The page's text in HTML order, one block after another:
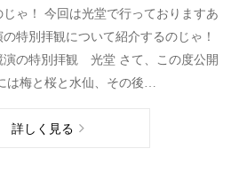
ゃ！ 今回は光堂で行っておりますあ
特別拝観について紹介するのじゃ！
演の特別拝観 光堂 さて、この度公開
は梅と桜と水仙、その後…
詳しく見る